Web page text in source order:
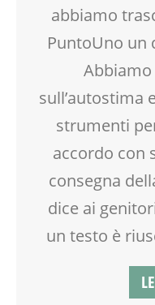
PEDAGOGIA
SCUOLA
VIA FARUFFINI
VIA MARTINETTI
abbiamo
PuntoUno un
sull’autostima
strumenti
accordo con
consegna
dice ai
un testo è